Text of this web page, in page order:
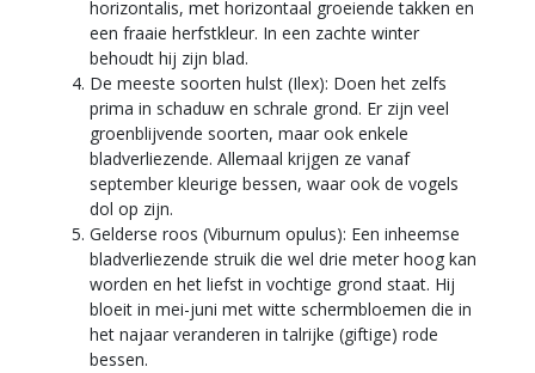
horizontalis, met horizontaal groeiende takken en
een fraaie herfstkleur. In een zachte winter
behoudt hij zijn blad.
De meeste soorten hulst (Ilex): Doen het zelfs
prima in schaduw en schrale grond. Er zijn veel
groenblijvende soorten, maar ook enkele
bladverliezende. Allemaal krijgen ze vanaf
september kleurige bessen, waar ook de vogels
dol op zijn.
Gelderse roos (Viburnum opulus): Een inheemse
bladverliezende struik die wel drie meter hoog kan
worden en het liefst in vochtige grond staat. Hij
bloeit in mei-juni met witte schermbloemen die in
het najaar veranderen in talrijke (giftige) rode
bessen.